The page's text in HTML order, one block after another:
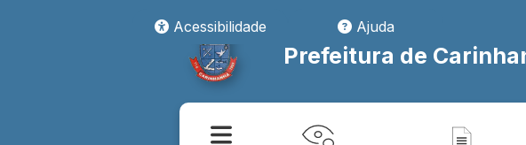
Acessibilidade
Ajuda
Prefeitura de